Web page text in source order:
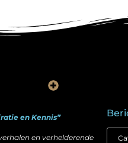
en Kennis”
en verhelderende